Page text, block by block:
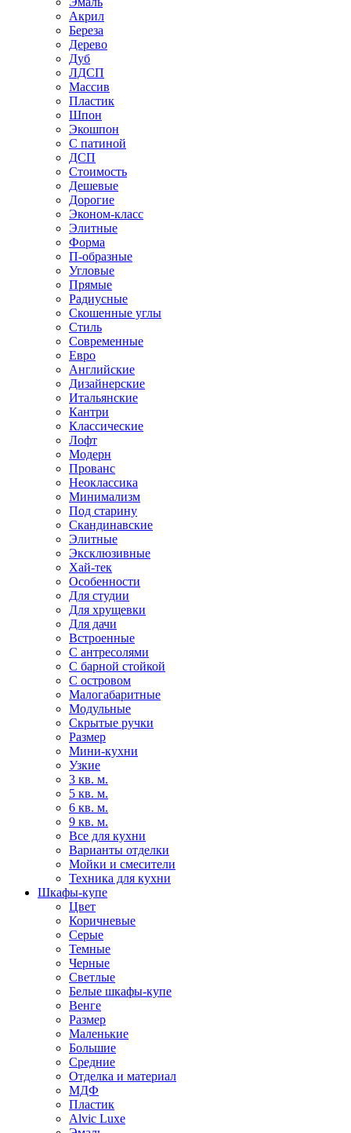
Акрил
Береза
Дерево
Дуб
ЛДСП
Массив
Пластик
Шпон
Экошпон
С патиной
ДСП
Стоимость
Дешевые
Дорогие
Эконом-класс
Элитные
Форма
П-образные
Угловые
Прямые
Радиусные
Скошенные углы
Стиль
Современные
Евро
Английские
Дизайнерские
Итальянские
Кантри
Классические
Лофт
Модерн
Прованс
Неоклассика
Минимализм
Под старину
Скандинавские
Элитные
Эксклюзивные
Хай-тек
Особенности
Для студии
Для хрущевки
Для дачи
Встроенные
С антресолями
С барной стойкой
С островом
Малогабаритные
Модульные
Скрытые ручки
Размер
Мини-кухни
Узкие
3 кв. м.
5 кв. м.
6 кв. м.
9 кв. м.
Все для кухни
Варианты отделки
Мойки и смесители
Техника для кухни
Шкафы-купе
Цвет
Коричневые
Серые
Темные
Черные
Светлые
Белые шкафы-купе
Венге
Размер
Маленькие
Большие
Средние
Отделка и материал
МДФ
Пластик
Alvic Luxe